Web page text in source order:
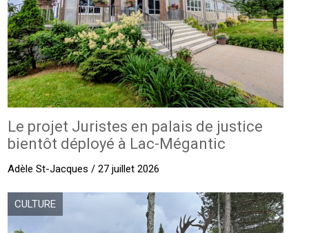
Le projet Juristes en palais de justice
bientôt déployé à Lac-Mégantic
Adèle St-Jacques / 27 juillet 2026
CULTURE